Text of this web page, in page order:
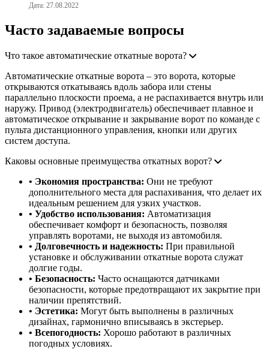
Дата: 27.08.2022
Часто задаваемые вопросы
Что такое автоматические откатные ворота?
Автоматические откатные ворота – это ворота, которые
открываются откатываясь вдоль забора или стены
параллельно плоскости проема, а не распахивается внутрь или
наружу. Привод (электродвигатель) обеспечивает плавное и
автоматическое открывание и закрывание ворот по команде с
пульта дистанционного управления, кнопки или других
систем доступа.
Каковы основные преимущества откатных ворот?
• Экономия пространства: Они не требуют
дополнительного места для распахивания, что делает их
идеальным решением для узких участков.
• Удобство использования: Автоматизация
обеспечивает комфорт и безопасность, позволяя
управлять воротами, не выходя из автомобиля.
• Долговечность и надежность: При правильной
установке и обслуживании откатные ворота служат
долгие годы.
• Безопасность: Часто оснащаются датчиками
безопасности, которые предотвращают их закрытие при
наличии препятствий.
• Эстетика: Могут быть выполнены в различных
дизайнах, гармонично вписываясь в экстерьер.
• Всепогодность: Хорошо работают в различных
погодных условиях.